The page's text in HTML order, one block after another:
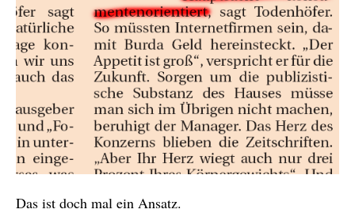
Das ist doch mal ein Ansatz.